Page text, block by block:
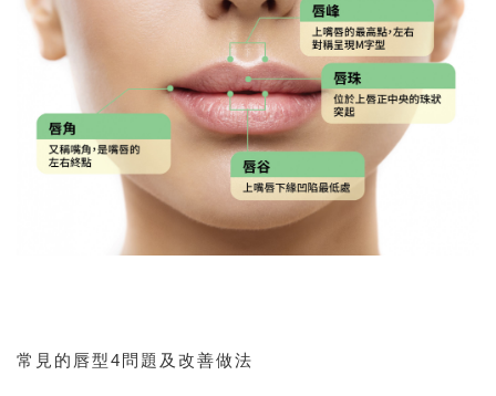
常見的唇型4問題及改善做法